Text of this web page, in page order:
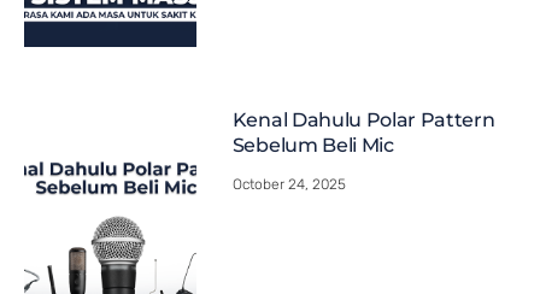
Kenal Dahulu Polar Pattern
Sebelum Beli Mic
October 24, 2025